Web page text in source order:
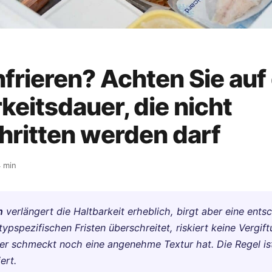
Achten Sie auf
die nicht
werden darf
min
verlängert die Haltbarkeit erheblich, birgt aber eine
Fristen überschreitet, riskiert keine
schmeckt noch eine angenehme Textur hat. Die Regel